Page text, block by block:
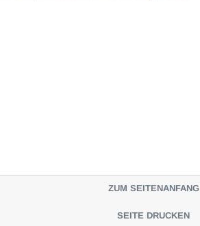
ZUM SEITENANFANG
SEITE DRUCKEN